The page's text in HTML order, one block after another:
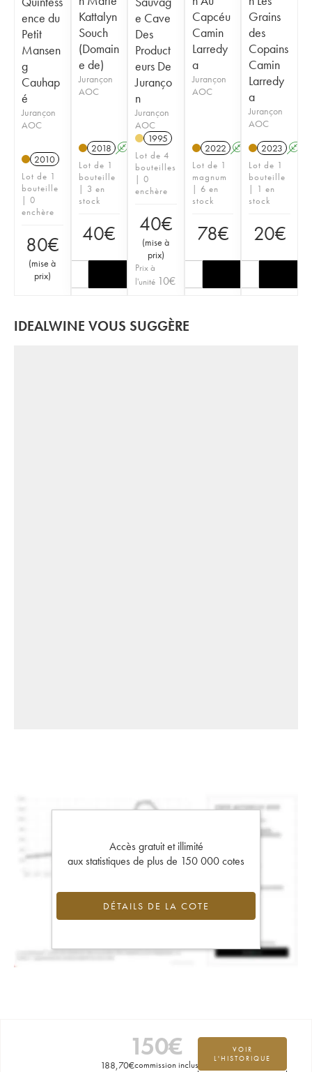
ence du
Petit
Mansen
g
Cauhap
é
Jurançon
AOC
2010
Lot de 1
bouteille
| 0
enchère
80€
(mise à
prix)
Kattalyn
Souch
(Domain
e de)
Jurançon
AOC
2018 A
Lot de 1
bouteille
| 3 en
stock
40€
e Cave
Des
Product
eurs De
Juranço
n
Jurançon
AOC
1995
Lot de 4
bouteilles
| 0
enchère
40€
(mise à
prix)
Prix à
l'unité 10€
Capcéu
Camin
Larredy
a
Jurançon
AOC
2022 A
Lot de 1
magnum
| 6 en
stock
78€
Grains
des
Copains
Camin
Larredy
a
Jurançon
AOC
2023 A
Lot de 1
bouteille
| 1 en
stock
20€
IDEALWINE VOUS SUGGÈRE
Accès gratuit et illimité
aux statistiques de plus de 150 000 cotes
DÉTAILS DE LA COTE
150€
188,70€commission incluse
VOIR
L'HISTORIQUE